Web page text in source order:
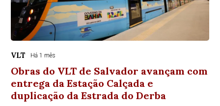
VLT Há 1 mês
Obras do VLT de Salvador avançam com
entrega da Estação Calçada e
duplicação da Estrada do Derba